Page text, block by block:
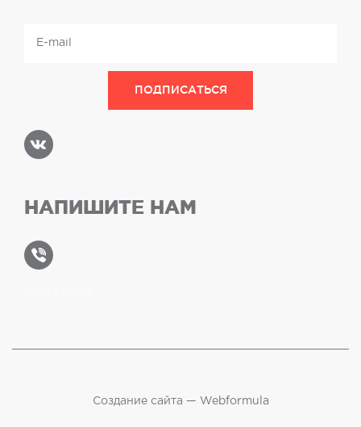
НАПИШИТЕ НАМ
Создание сайта — Webformula